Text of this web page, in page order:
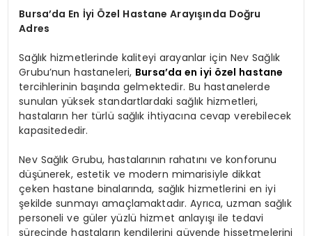
Bursa’da En İyi Özel Hastane Arayışında Doğru
Adres
Sağlık hizmetlerinde kaliteyi arayanlar için Nev Sağlık
Grubu’nun hastaneleri, Bursa’da en iyi özel hastane
tercihlerinin başında gelmektedir. Bu hastanelerde
sunulan yüksek standartlardaki sağlık hizmetleri,
hastaların her türlü sağlık ihtiyacına cevap verebilecek
kapasitededir.
Nev Sağlık Grubu, hastalarının rahatını ve konforunu
düşünerek, estetik ve modern mimarisiyle dikkat
çeken hastane binalarında, sağlık hizmetlerini en iyi
şekilde sunmayı amaçlamaktadır. Ayrıca, uzman sağlık
personeli ve güler yüzlü hizmet anlayışı ile tedavi
sürecinde hastaların kendilerini güvende hissetmelerini